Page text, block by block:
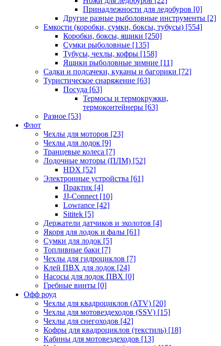
Принадлежности для ледобуров [0]
Другие разные рыболовные инструменты [2]
Емкости (коробки, сумки, боксы, тубусы) [554]
Коробки, боксы, ящики [250]
Сумки рыболовные [135]
Тубусы, чехлы, кофры [158]
Ящики рыболовные зимние [11]
Садки и подсачеки, куканы и багорики [72]
Туристическое снаряжение [63]
Посуда [63]
Термосы и термокружки,
термоконтейнеры [63]
Разное [53]
Флот
Чехлы для моторов [23]
Чехлы для лодок [9]
Транцевые колеса [7]
Лодочные моторы (ПЛМ) [52]
HDX [52]
Электронные устройства [61]
Практик [4]
JJ-Connect [10]
Lowrance [42]
Sititek [5]
Держатели датчиков и эхолотов [4]
Якоря для лодок и фалы [61]
Сумки для лодок [5]
Топливные баки [7]
Чехлы для гидроциклов [7]
Клей ПВХ для лодок [24]
Насосы для лодок ПВХ [0]
Гребные винты [0]
Офф роуд
Чехлы для квадроциклов (ATV) [20]
Чехлы для мотовездеходов (SSV) [15]
Чехлы для снегоходов [42]
Кофры для квадроциклов (текстиль) [18]
Кабины для мотовездеходов [13]